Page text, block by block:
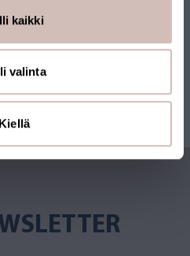
kaikki
valinta
Kiellä